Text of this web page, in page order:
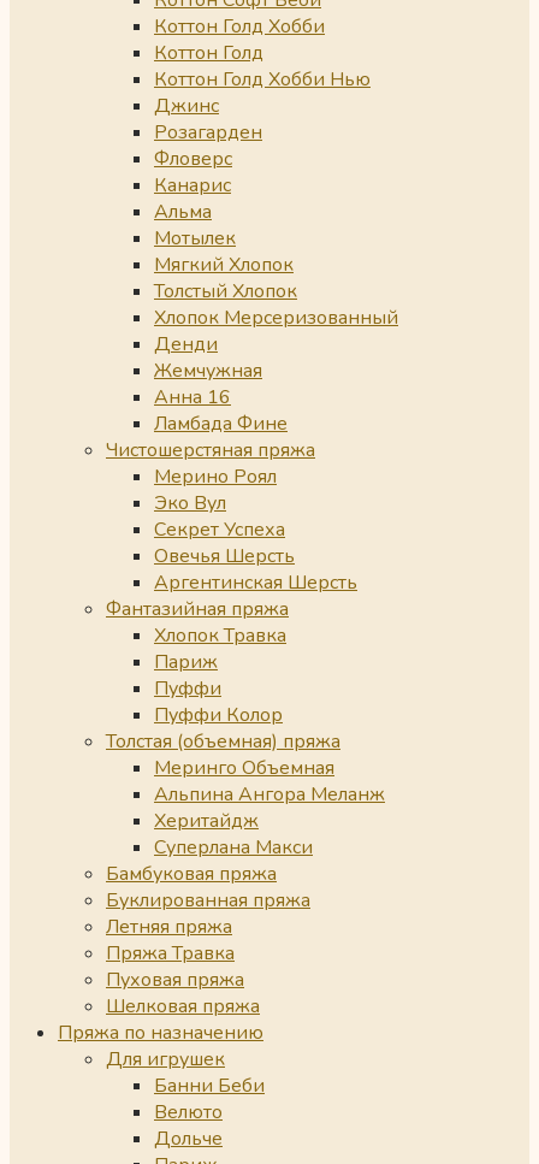
Коттон Голд Хобби
Коттон Голд
Коттон Голд Хобби Нью
Джинс
Розагарден
Фловерс
Канарис
Альма
Мотылек
Мягкий Хлопок
Толстый Хлопок
Хлопок Мерсеризованный
Денди
Жемчужная
Анна 16
Ламбада Фине
Чистошерстяная пряжа
Мерино Роял
Эко Вул
Секрет Успеха
Овечья Шерсть
Аргентинская Шерсть
Фантазийная пряжа
Хлопок Травка
Париж
Пуффи
Пуффи Колор
Толстая (объемная) пряжа
Меринго Объемная
Альпина Ангора Меланж
Херитайдж
Суперлана Макси
Бамбуковая пряжа
Буклированная пряжа
Летняя пряжа
Пряжа Травка
Пуховая пряжа
Шелковая пряжа
Пряжа по назначению
Для игрушек
Банни Беби
Велюто
Дольче